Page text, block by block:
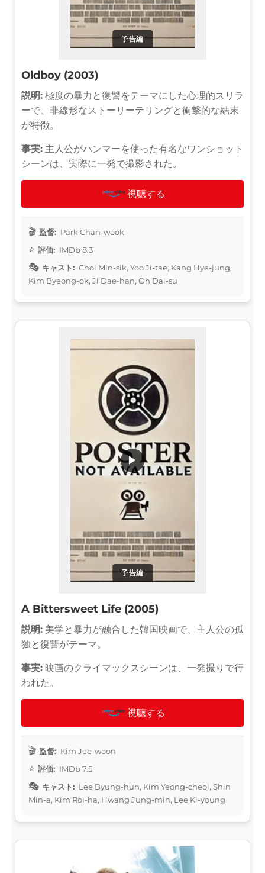
予告編
Oldboy (2003)
説明: 極度の暴力と復讐をテーマにした心理的スリラ
ーで、非線形なストーリーテリングと衝撃的な結末
が特徴。
事実: 主人公がハンマーを使った有名なワンショット
シーンは、実際に一発で撮影された。
視聴する
監督: Park Chan-wook
評価: IMDb 8.3
キャスト: Choi Min-sik, Yoo Ji-tae, Kang Hye-jung,
Kim Byeong-ok, Ji Dae-han, Oh Dal-su
予告編
▶
A Bittersweet Life (2005)
説明: 美学と暴力が融合した韓国映画で、主人公の孤
独と復讐がテーマ。
事実: 映画のクライマックスシーンは、一発撮りで行
われた。
視聴する
監督: Kim Jee-woon
評価: IMDb 7.5
キャスト: Lee Byung-hun, Kim Yeong-cheol, Shin
Min-a, Kim Roi-ha, Hwang Jung-min, Lee Ki-young